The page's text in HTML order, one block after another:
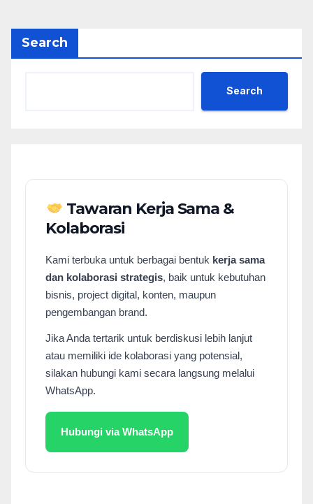
Search
Search
Tawaran Kerja Sama &
Kolaborasi
Kami terbuka untuk berbagai bentuk kerja sama
dan kolaborasi strategis, baik untuk kebutuhan
bisnis, project digital, konten, maupun
pengembangan brand.
Jika Anda tertarik untuk berdiskusi lebih lanjut
atau memiliki ide kolaborasi yang potensial,
silakan hubungi kami secara langsung melalui
WhatsApp.
Hubungi via WhatsApp